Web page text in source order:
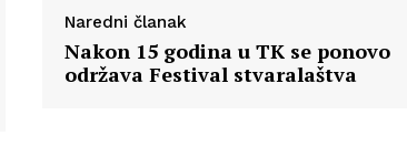
Naredni članak
Nakon 15 godina u TK se ponovo
održava Festival stvaralaštva